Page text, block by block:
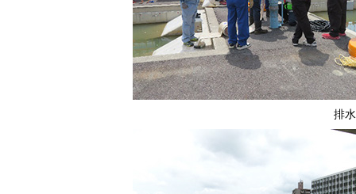
排